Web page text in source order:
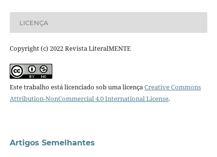
LICENÇA
Copyright (c) 2022 Revista LiteralMENTE
Este trabalho está licenciado sob uma licençaCreative Commons
Attribution-NonCommercial 4.0 International License.
Artigos Semelhantes